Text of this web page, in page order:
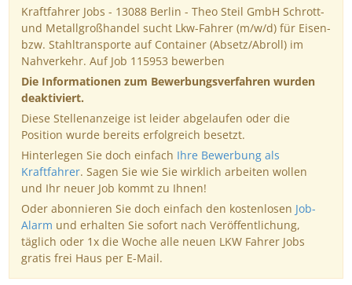
Kraftfahrer Jobs - 13088 Berlin - Theo Steil GmbH Schrott-
und Metallgroßhandel sucht Lkw-Fahrer (m/w/d) für Eisen-
bzw. Stahltransporte auf Container (Absetz/Abroll) im
Nahverkehr. Auf Job 115953 bewerben
Die Informationen zum Bewerbungsverfahren wurden
deaktiviert.
Diese Stellenanzeige ist leider abgelaufen oder die
Position wurde bereits erfolgreich besetzt.
Hinterlegen Sie doch einfach Ihre Bewerbung als
Kraftfahrer. Sagen Sie wie Sie wirklich arbeiten wollen
und Ihr neuer Job kommt zu Ihnen!
Oder abonnieren Sie doch einfach den kostenlosen Job-
Alarm und erhalten Sie sofort nach Veröffentlichung,
täglich oder 1x die Woche alle neuen LKW Fahrer Jobs
gratis frei Haus per E-Mail.